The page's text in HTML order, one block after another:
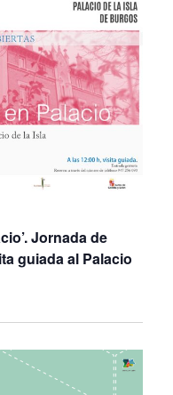
Jornada de
guiada al Palacio